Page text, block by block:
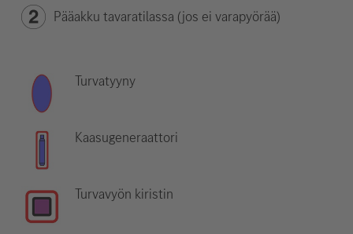
Pääakku tavaratilassa (jos ei varapyörää)
Turvatyyny
Kaasugeneraattori
Turvavyön kiristin